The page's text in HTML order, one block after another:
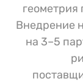
Внедрение
на 3–5